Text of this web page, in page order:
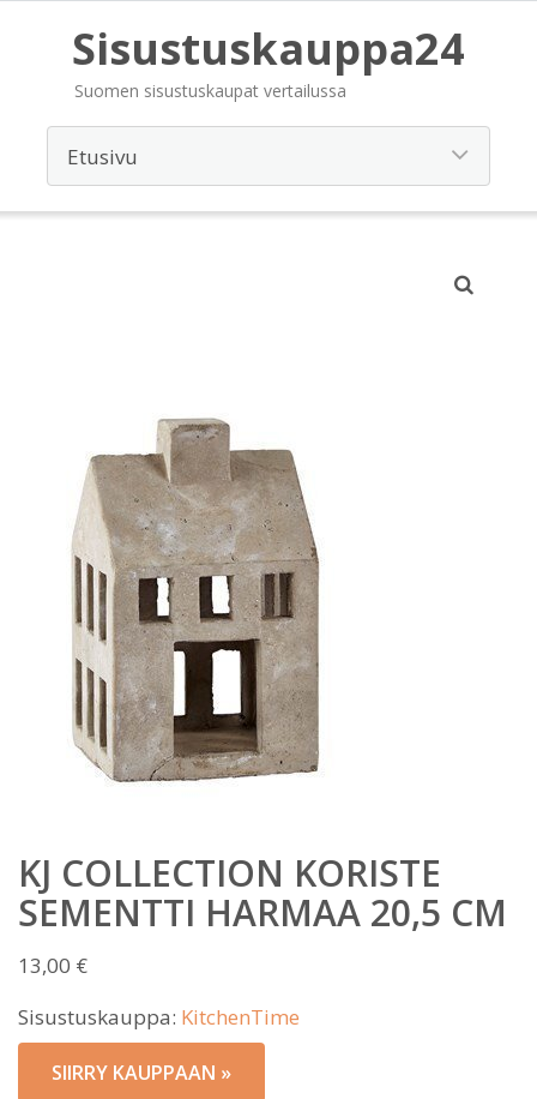
Sisustuskauppa24
Suomen sisustuskaupat vertailussa
KJ COLLECTION KORISTE
SEMENTTI HARMAA 20,5 CM
13,00 €
Sisustuskauppa: KitchenTime
SIIRRY KAUPPAAN »